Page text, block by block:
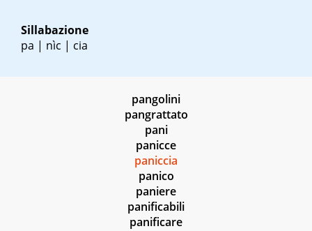
Sillabazione
pa | nìc | cia
pangolini
pangrattato
pani
panicce
paniccia
panico
paniere
panificabili
panificare